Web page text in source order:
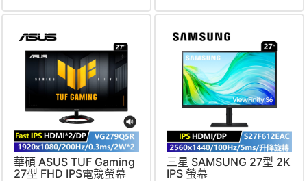
華碩 ASUS TUF Gaming
27型 FHD IPS電競螢幕
三星 SAMSUNG 27型 2K
IPS 螢幕